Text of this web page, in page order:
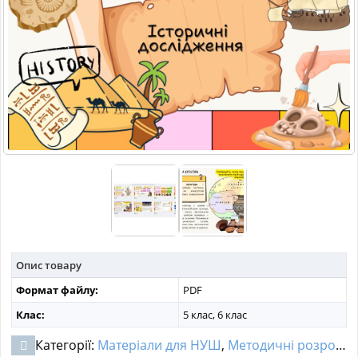
МАТЕРІАЛИ З ПРЕДМЕТІВ
РІЗНІ МАТЕРІАЛИ
НОВИНИ
Опис товару
Формат файлу:
PDF
Клас:
5 клас, 6 клас
Категорії: Матеріали для НУШ, Методичні розробки